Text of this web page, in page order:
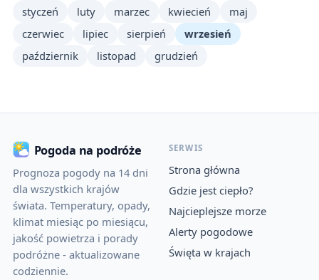
styczeń luty marzec kwiecień
maj
czerwiec
lipiec sierpień
wrzesień
październik
listopad grudzień
Pogoda na podróże
Prognoza pogody na 14 dni
dla wszystkich krajów
świata. Temperatury, opady,
klimat miesiąc po miesiącu,
jakość powietrza i porady
podróżne - aktualizowane
codziennie.
SERWIS
Strona główna
Gdzie jest ciepło?
Najcieplejsze morze
Alerty pogodowe
Święta w krajach